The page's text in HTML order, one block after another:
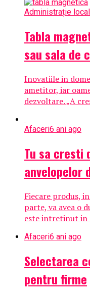
Administrație
Tabla
sau sala de
Inovatiile in
ametitor, iar
dezvoltare. „A
Afaceri6 ani ago
Tu sa cresti
anvelopelor
Fiecare produs,
parte, va avea o
este intretinut in
Afaceri6 ani ago
Selectarea
pentru firme